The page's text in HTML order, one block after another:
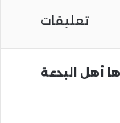
تعليقات
أهل البدعة